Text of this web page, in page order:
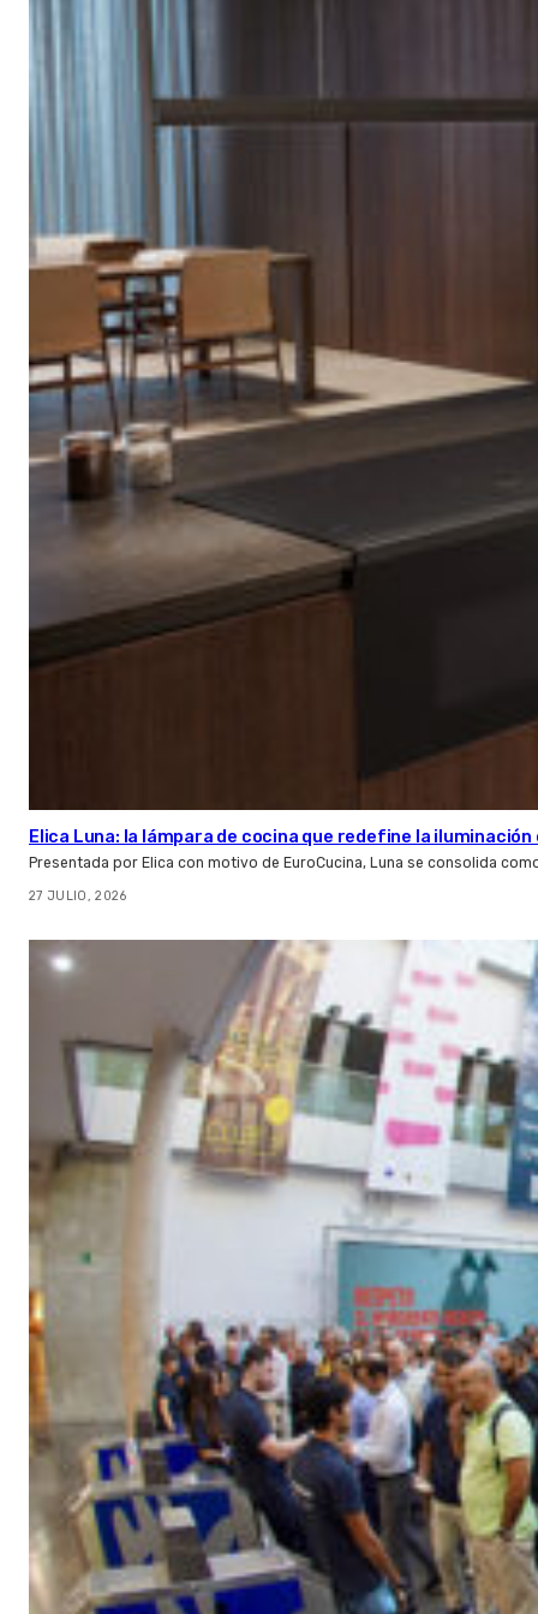
Elica Luna: la lámpara de cocina que redefine la
Presentada por Elica con motivo de EuroCucina, Luna se consolida
27 JULIO, 2026